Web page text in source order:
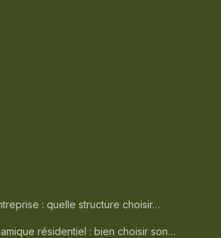
: quelle structure choisir…
résidentiel : bien choisir son…